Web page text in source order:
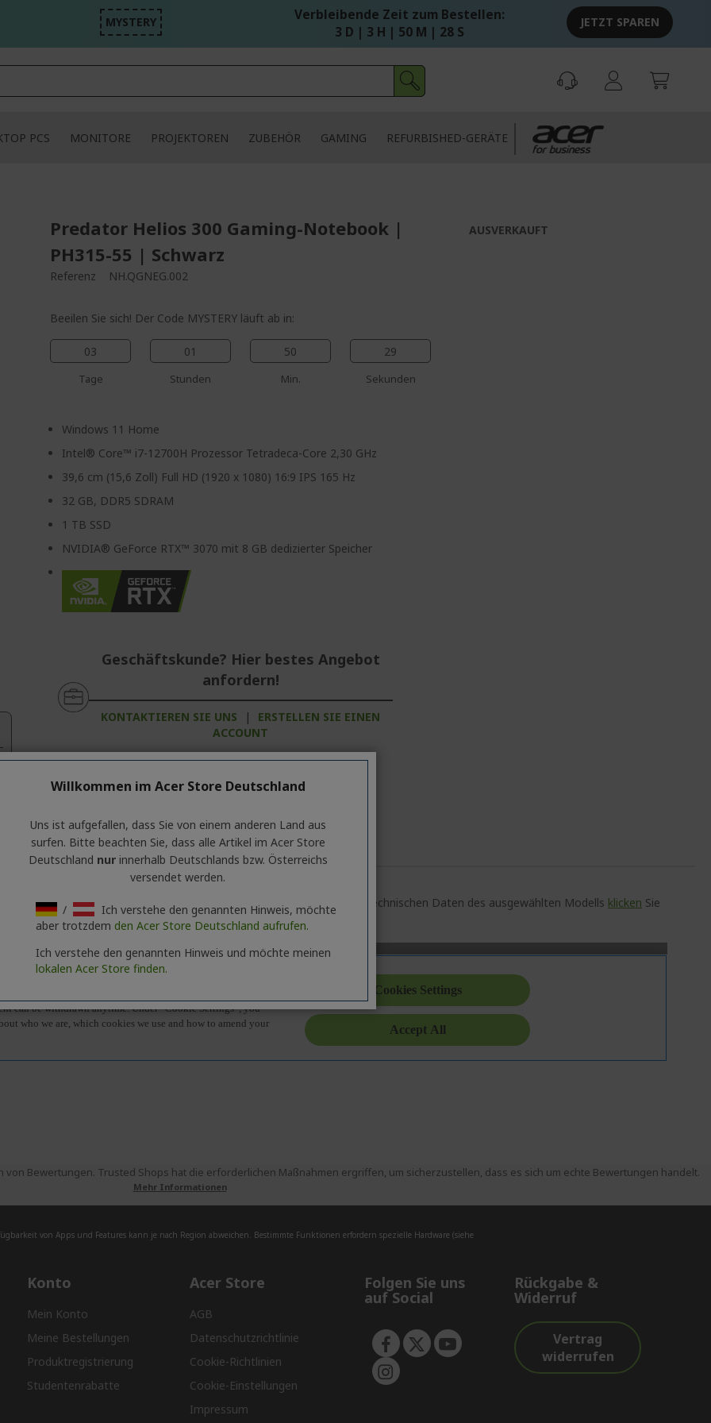
MYSTERY
Verbleibende Zeit zum Bestellen:
3 D | 3 H | 50 M | 28 S
JETZT SPAREN
PCS MONITORE PROJEKTOREN ZUBEHÖR GAMING REFURBISHED-GERÄTE
Predator Helios 300 Gaming-Notebook |
PH315-55 | Schwarz
Referenz NH.QGNEG.002
Beeilen Sie sich! Der Code MYSTERY läuft ab in:
03
Tage
01
Stunden
50
Min.
29
Sekunden
Windows 11 Home
Intel® Core™ i7-12700H Prozessor Tetradeca-Core 2,30 GHz
39,6 cm (15,6 Zoll) Full HD (1920 x 1080) 16:9 IPS 165 Hz
32 GB, DDR5 SDRAM
1 TB SSD
NVIDIA® GeForce RTX™ 3070 mit 8 GB dedizierter Speicher
Geschäftskunde? Hier bestes Angebot
anfordern!
KONTAKTIEREN SIE UNS |
ERSTELLEN SIE EINEN
ACCOUNT
AUSVERKAUFT
Informationen über die Produktserie enthält. Für die genauen technischen Daten des ausgewählten Modells klicken Sie
Zubehör
Bewertungen. Trusted Shops hat die erforderlichen Maßnahmen ergriffen, um sicherzustellen, dass es sich um echte Bewertungen handelt.
Mehr Informationen
von Apps und Features kann je nach Region abweichen. Bestimmte Funktionen erfordern spezielle Hardware (siehe
Konto
Mein Konto
Meine Bestellungen
Produktregistrierung
Studentenrabatte
Acer Store
AGB
Datenschutzrichtlinie
Cookie-Richtlinien
Cookie-Einstellungen
Impressum
Folgen Sie uns
auf Social
Rückgabe &
Widerruf
Vertrag
widerrufen
Willkommen im Acer Store Deutschland
Uns ist aufgefallen, dass Sie von einem anderen Land aus
surfen. Bitte beachten Sie, dass alle Artikel im Acer Store
Deutschland nurinnerhalb Deutschlands bzw. Österreichs
versendet werden.
/
Ich verstehe den genannten Hinweis, möchte
aber trotzdem den Acer Store Deutschland aufrufen.
Ich verstehe den genannten Hinweis und möchte meinen
lokalen Acer Store finden.